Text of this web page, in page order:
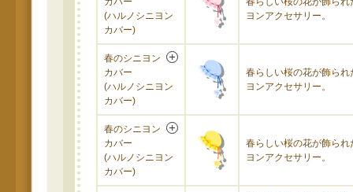
(ハルノシニヨン
カバー)
ヨンアクセサリー。
春のシニヨン
カバー
(ハルノシニヨン
カバー)
春らしい桜の花が飾られ
ヨンアクセサリー。
春のシニヨン
カバー
(ハルノシニヨン
カバー)
春らしい桜の花が飾られ
ヨンアクセサリー。